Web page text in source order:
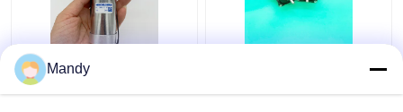
Silver Geared Motor
61.144.1101/02
Motor Roda Gigi Hitam
Mandy